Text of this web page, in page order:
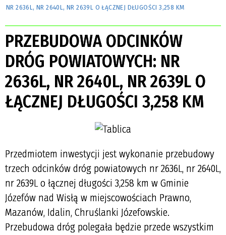
NR 2636L, NR 2640L, NR 2639L O ŁĄCZNEJ DŁUGOŚCI 3,258 KM
PRZEBUDOWA ODCINKÓW
DRÓG POWIATOWYCH: NR
2636L, NR 2640L, NR 2639L O
ŁĄCZNEJ DŁUGOŚCI 3,258 KM
Przedmiotem inwestycji jest wykonanie przebudowy
trzech odcinków dróg powiatowych nr 2636L, nr 2640L,
nr 2639L o łącznej długości 3,258 km w Gminie
Józefów nad Wisłą w miejscowościach Prawno,
Mazanów, Idalin, Chruślanki Józefowskie.
Przebudowa dróg polegała będzie przede wszystkim